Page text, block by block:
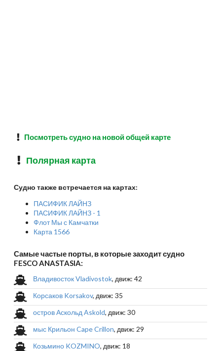
Посмотреть судно на новой общей карте
Полярная карта
Судно также встречается на картах:
ПАСИФИК ЛАЙНЗ
ПАСИФИК ЛАЙНЗ - 1
Флот Мы с Камчатки
Карта 1566
Самые частые порты, в которые заходит судно
FESCO ANASTASIA:
Владивосток Vladivostok, движ: 42
Корсаков Korsakov, движ: 35
остров Аскольд Askold, движ: 30
мыс Крильон Cape Crillon, движ: 29
Козьмино KOZMINO, движ: 18